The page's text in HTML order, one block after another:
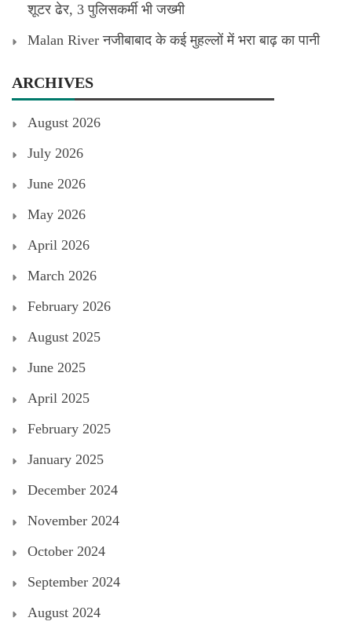
शूटर ढेर, 3 पुलिसकर्मी भी जख्मी
Malan River नजीबाबाद के कई मुहल्लों में भरा बाढ़ का पानी
ARCHIVES
August 2026
July 2026
June 2026
May 2026
April 2026
March 2026
February 2026
August 2025
June 2025
April 2025
February 2025
January 2025
December 2024
November 2024
October 2024
September 2024
August 2024